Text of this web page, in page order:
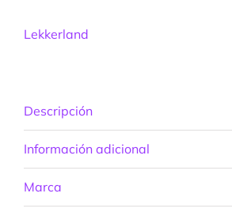
110g
Lekkerland
Descripción
Información adicional
Marca